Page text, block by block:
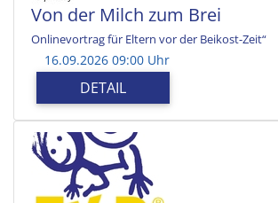
Von der Milch zum Brei
Onlinevortrag für Eltern vor der Beikost-Zeit“
16.09.2026 09:00 Uhr
DETAIL